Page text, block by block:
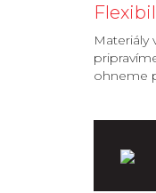
Materiály
ohneme